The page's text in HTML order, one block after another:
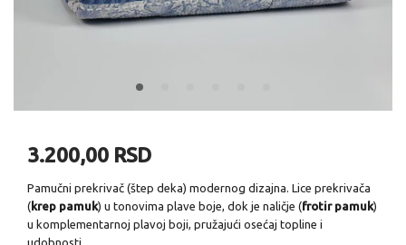
3.200,00 RSD
Pamučni prekrivač (štep deka) modernog dizajna. Lice prekrivača
( krep pamuk) u tonovima plave boje, dok je naličje (frotir pamuk)
u komplementarnoj plavoj boji, pružajući osećaj topline i